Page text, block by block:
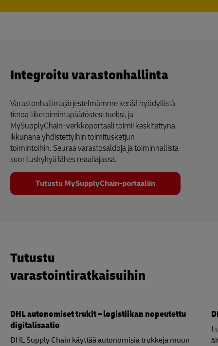
Integroitu varastonhallinta
Varastonhallintajärjestelmämme kerää hyödyllistä
tietoa liiketoimintapäätöstesi tueksi, ja
MySupplyChain-verkkoportaali toimii keskitettynä
ikkunana yhdistettyihin toimitusketjun
toimintoihin. Seuraa varastosaldoja ja toiminnallista
suorituskykyä lähes reaaliajassa.
Tutustu MySupplyChain-portaaliin
Tutustu
varastointiratkaisuihin
DHL autonomiset trukit – logistiikan nopeutettu
digitalisaatio
DHL Supply Chain käyttää autonomisia trukkeja muun